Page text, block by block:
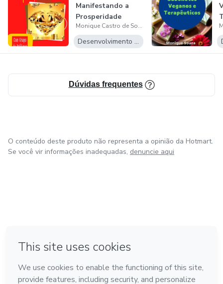
Manifestando a
Prosperidade
Monique Castro de Souza
Desenvolvimento Pessoal
Dúvidas frequentes
O conteúdo deste produto não representa a opinião da Hotmart.
Se você vir informações inadequadas, denuncie aqui
Feito com ❤ em Bogotá